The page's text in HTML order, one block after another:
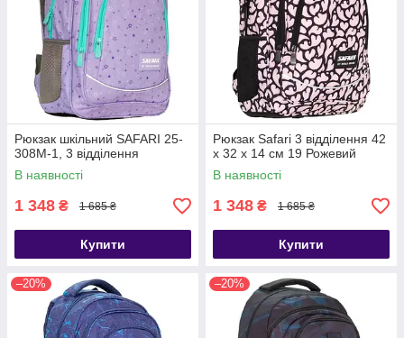
Рюкзак шкільний SAFARI 25-
308M-1, 3 відділення
В наявності
1 348 ₴ 1 685 ₴
Купити
Рюкзак Safari 3 відділення 42
x 32 x 14 см 19 Рожевий
В наявності
1 348 ₴ 1 685 ₴
Купити
–20% –20%